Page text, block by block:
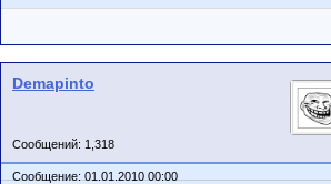
Demapinto
Сообщений: 1,318
Сообщение: 01.01.2010 00:00